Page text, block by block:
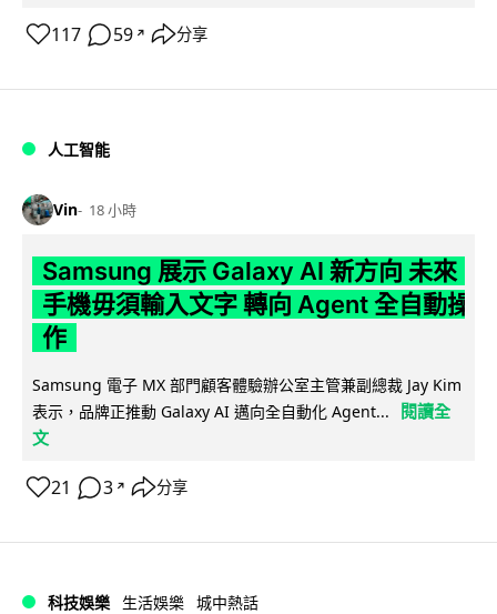
117 59 ↗ 分享
人工智能
Vin 18 小時
Samsung 展示 Galaxy AI 新方向 未來
手機毋須輸入文字 轉向 Agent 全自動操
作
Samsung 電子 MX 部門顧客體驗辦公室主管兼副總裁 Jay Kim
表示，品牌正推動 Galaxy AI 邁向全自動化 Agent...
閱讀全
文
21 3 ↗ 分享
科技娛樂 生活娛樂 城中熱話